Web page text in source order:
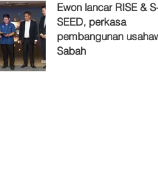
Ewon lancar RISE &
SEED, perkasa
pembangunan
Sabah